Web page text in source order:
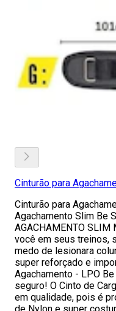
Cinturão para
Cinturão para
Agachamento Slim Be
AGACHAMENTO SLIM
você em seus treinos,
medo de lesionara
super reforçado e
Agachamento - LPO
seguro! O Cinto de
em qualidade, pois é